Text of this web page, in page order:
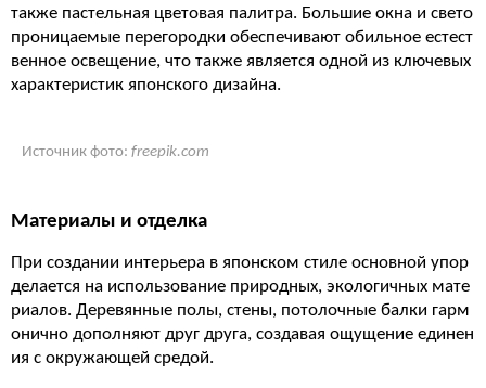
также пастельная цветовая палитра. Большие окна и свето
проницаемые перегородки обеспечивают обильное естест
венное освещение, что также является одной из ключевых
характеристик японского дизайна.
Источник фото: freepik.com
Материалы и отделка
При создании интерьера в японском стиле основной упор
делается на использование природных, экологичных мате
риалов. Деревянные полы, стены, потолочные балки гарм
онично дополняют друг друга, создавая ощущение единен
ия с окружающей средой.